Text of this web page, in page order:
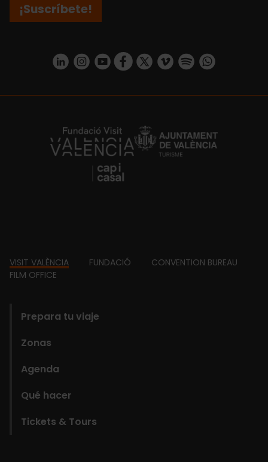
¡Suscríbete!
https://www.linkedin.com/company/turismo-valencia/mycompany/
https://www.instagram.com/visit_valencia/
https://www.youtube.com/user/
https://www.facebook.com/
https://twitter.com/
https://vimeo.com/
https://https://api.whatsapp.com/
https://fundacion.visitvalencia.com/
Footer
VISIT VALÈNCIA FUNDACIÓ
CONVENTION BUREAU
FILM OFFICE
Prepara tu viaje
Zonas
Agenda
Qué hacer
Tickets & Tours